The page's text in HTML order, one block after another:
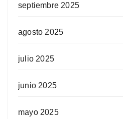
septiembre 2025
agosto 2025
julio 2025
junio 2025
mayo 2025